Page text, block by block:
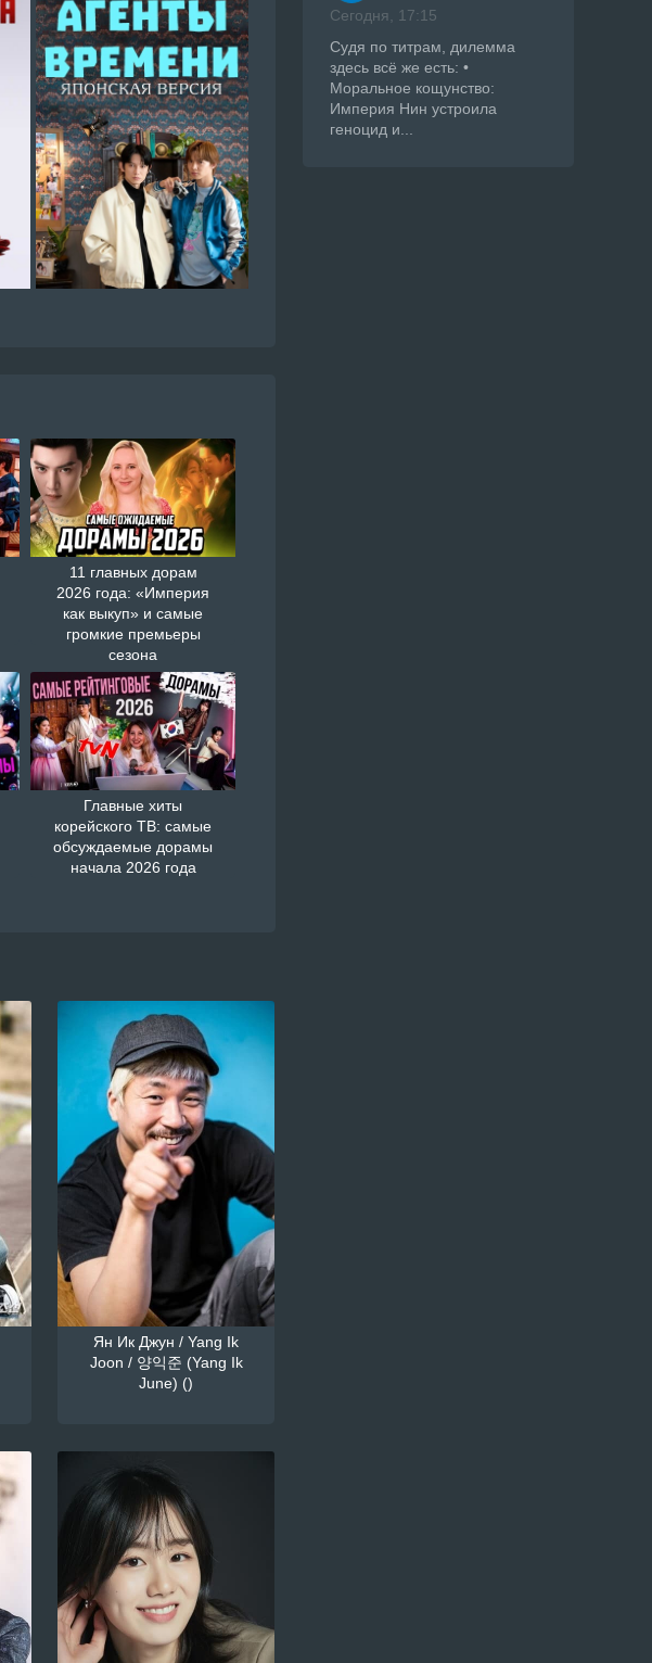
11 главных дорам
2026 года: «Империя
как выкуп» и самые
громкие премьеры
сезона
Главные хиты
корейского ТВ: самые
обсуждаемые дорамы
начала 2026 года
Ян Ик Джун / Yang Ik
Joon / 양익준 (Yang Ik
June) ()
Сегодня, 17:15
Судя по титрам, дилемма
здесь всё же есть: •
Моральное кощунство:
Империя Нин устроила
геноцид и...